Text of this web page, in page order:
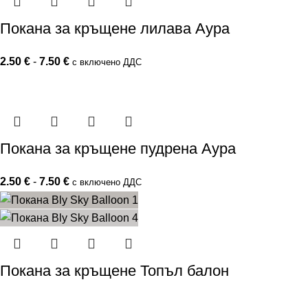
Покана за кръщене лилава Аура
2.50 € - 7.50 € с включено ДДС
Покана за кръщене пудрена Аура
2.50 € - 7.50 € с включено ДДС
Покана за кръщене Топъл балон